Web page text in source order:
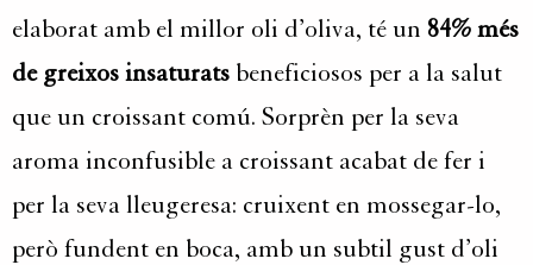
elaborat amb el millor oli d’oliva, té un 84% més
de greixos insaturats beneficiosos per a la salut
que un croissant comú. Sorprèn per la seva
aroma inconfusible a croissant acabat de fer i
per la seva lleugeresa: cruixent en mossegar-lo,
però fundent en boca, amb un subtil gust d’oli